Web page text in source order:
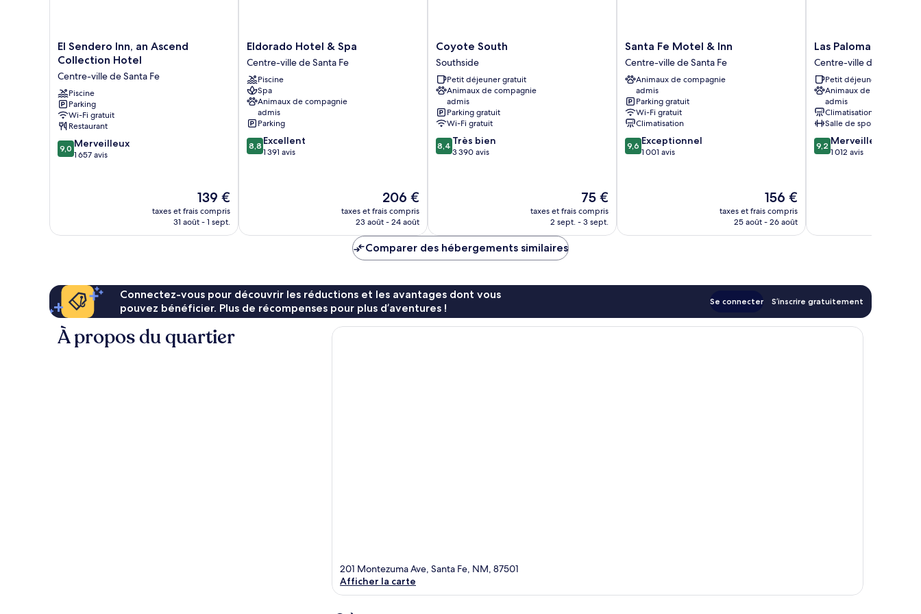
El
Sendero
an
Ascend
Collection
Hotel
Centre-
ville
de
El Sendero Inn, an Ascend
Collection Hotel
Centre-ville de Santa Fe
Piscine
Parking
Wi-Fi gratuit
Restaurant
9.0
sur
9,0 Merveilleux
1 657 avis
Le
nouveau
prix
139 €
taxes et frais compris
31 août - 1 sept.
Eldorado
Hotel
&
Spa
Centre-
ville
de
Santa
Fe
Eldorado Hotel & Spa
Centre-ville de Santa Fe
Piscine
Spa
Animaux de compagnie
admis
Parking
8.8
sur
8,8 Excellent
1 391 avis
Le
nouveau
prix
de
206 €
206 €
taxes et frais compris
23 août - 24 août
Coyote
South
Southside
Coyote South
Southside
Petit déjeuner gratuit
Animaux de compagnie
admis
Parking gratuit
Wi-Fi gratuit
8.4
sur
8,4 Très bien
3 390 avis
Le
nouveau
prix
75 €
taxes et frais compris
2 sept. - 3 sept.
Santa
Fe
Motel
&
Inn
Centre-
ville
de
Santa
Fe
Santa Fe Motel & Inn
Centre-ville de Santa Fe
Animaux de compagnie
admis
Parking gratuit
Wi-Fi gratuit
Climatisation
9.6
sur
9,6 Exceptionnel
1 001 avis
Le
nouveau
prix
156 €
taxes et frais compris
25 août - 26 août
Las
Palomas
Centre-
ville
de
Santa
Fe
Las Palomas
Centre-ville de Santa Fe
Petit déjeuner gratuit
Animaux de compagnie
admis
Climatisation
Salle de sport
9.2
sur
9,2 Merveilleux
1 012 avis
Comparer des hébergements similaires
Connectez-vous pour découvrir les réductions et les avantages dont vous
pouvez bénéficier. Plus de récompenses pour plus d’aventures !
Se connecter S’inscrire gratuitement
À propos du quartier
201 Montezuma Ave, Santa Fe, NM, 87501
Afficher la carte